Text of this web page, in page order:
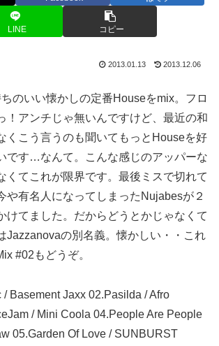
LINE コピー
2013.01.13 2013.12.06
のいい懐かしの定番Houseをmix。フロ
！アンチじゃ無いんですけど、最近の和
くこう言うのも聞いてもっとHouseを好
です…なんて。こんな感じのアッパーな
くてこれが限界です。最後ミスで切れて
や有名人になってしまったNujabesが２
けてました。だからどうとかじゃなくて
Jazzanovaの別名義。懐かしい・・これ
#02もどうぞ。
Basement Jaxx 02.Pasilda / Afro
/ Mini Coola 04.People Are People
05.Garden Of Love / SUNBURST